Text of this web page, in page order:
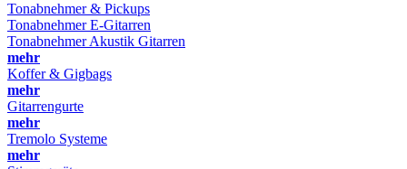
Tonabnehmer & Pickups
Tonabnehmer E-Gitarren
Tonabnehmer Akustik Gitarren
mehr
Koffer & Gigbags
mehr
Gitarrengurte
mehr
Tremolo Systeme
mehr